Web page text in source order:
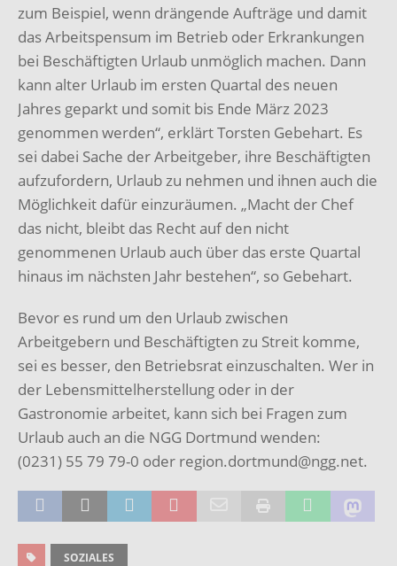
zum Beispiel, wenn drängende Aufträge und damit
das Arbeitspensum im Betrieb oder Erkrankungen
bei Beschäftigten Urlaub unmöglich machen. Dann
kann alter Urlaub im ersten Quartal des neuen
Jahres geparkt und somit bis Ende März 2023
genommen werden“, erklärt Torsten Gebehart. Es
sei dabei Sache der Arbeitgeber, ihre Beschäftigten
aufzufordern, Urlaub zu nehmen und ihnen auch die
Möglichkeit dafür einzuräumen. „Macht der Chef
das nicht, bleibt das Recht auf den nicht
genommenen Urlaub auch über das erste Quartal
hinaus im nächsten Jahr bestehen“, so Gebehart.
Bevor es rund um den Urlaub zwischen
Arbeitgebern und Beschäftigten zu Streit komme,
sei es besser, den Betriebsrat einzuschalten. Wer in
der Lebensmittelherstellung oder in der
Gastronomie arbeitet, kann sich bei Fragen zum
Urlaub auch an die NGG Dortmund wenden:
(0231) 55 79 79-0 oder region.dortmund@ngg.net.
SOZIALES